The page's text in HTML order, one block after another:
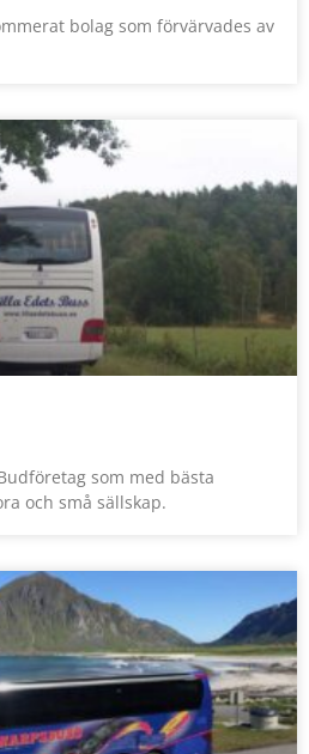
bolag som förvärvades av
som med bästa
och små sällskap.